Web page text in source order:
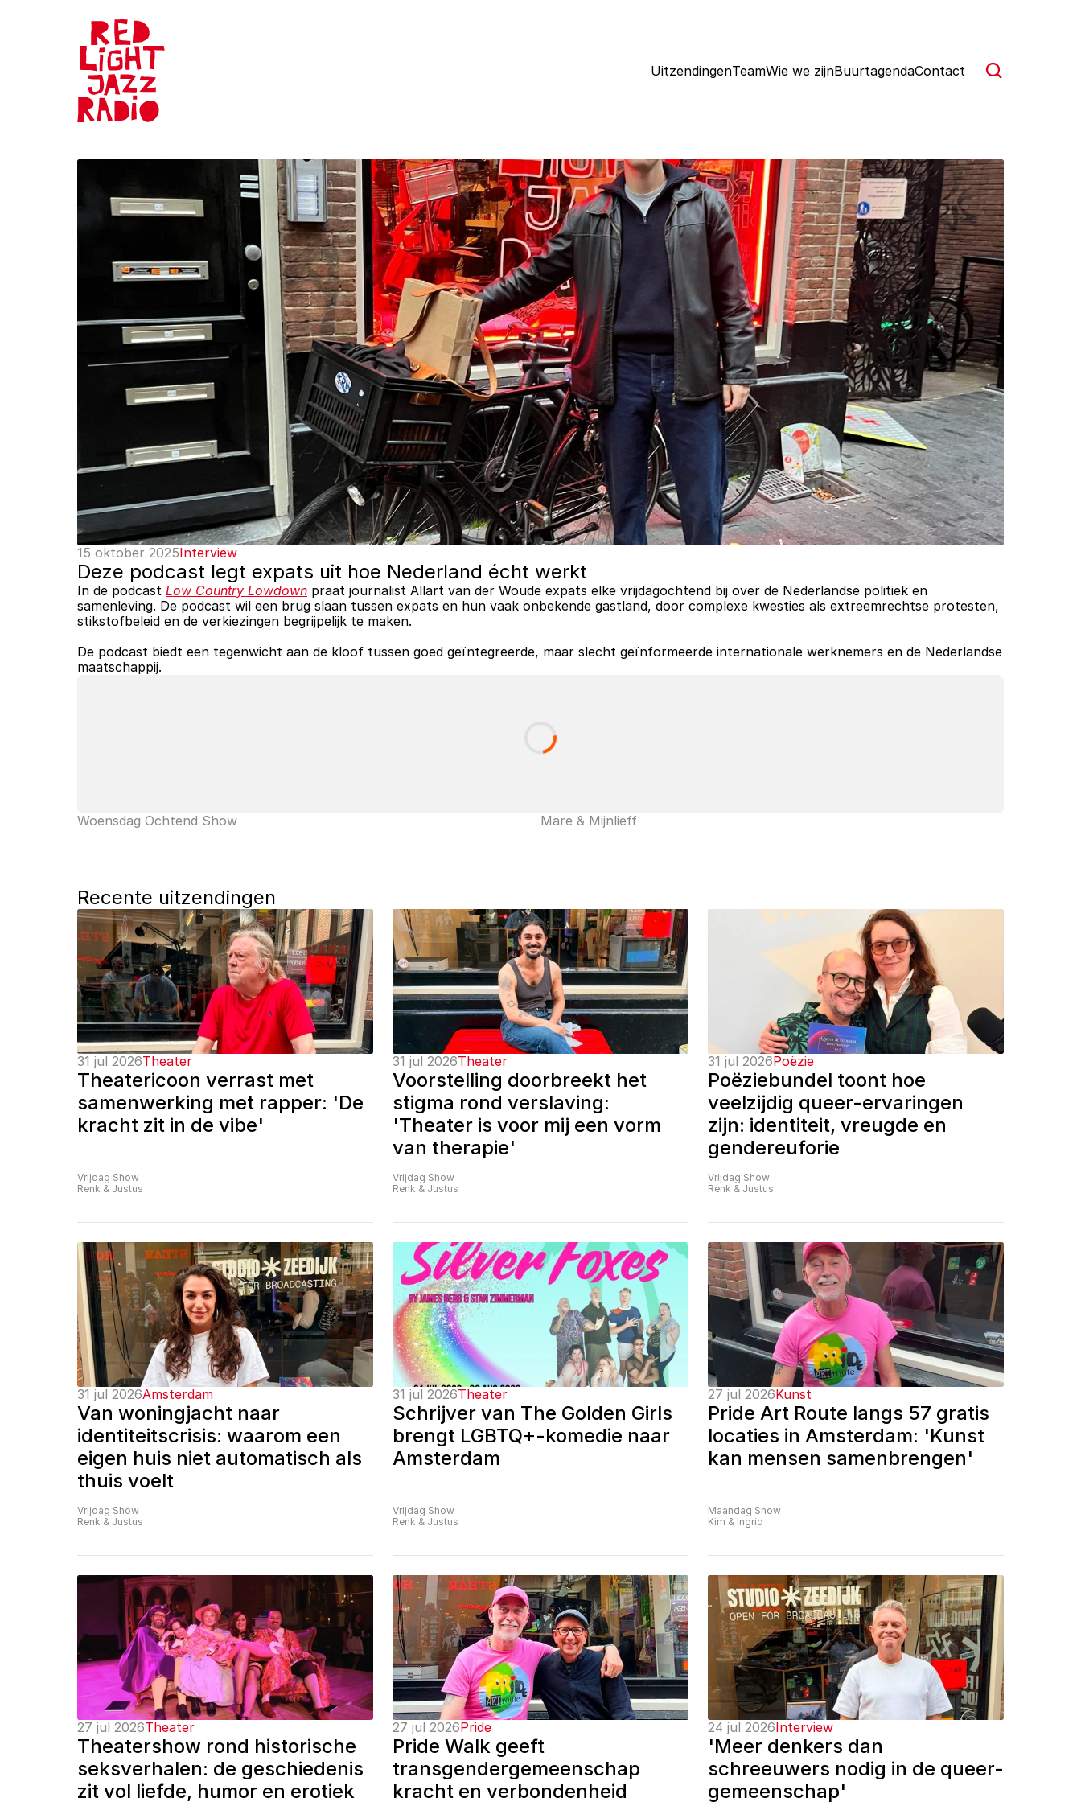
UitzendingenTeamWie we zijnBuurtagendaContact
15 oktober 2025Interview
Deze podcast legt expats uit hoe Nederland écht werkt
In de podcast Low Country Lowdown praat journalist Allart van der Woude expats elke vrijdagochtend bij over de Nederlandse politiek en
samenleving. De podcast wil een brug slaan tussen expats en hun vaak onbekende gastland, door complexe kwesties als extreemrechtse protesten,
stikstofbeleid en de verkiezingen begrijpelijk te maken.
De podcast biedt een tegenwicht aan de kloof tussen goed geïntegreerde, maar slecht geïnformeerde internationale werknemers en de Nederlandse
maatschappij.
Woensdag Ochtend Show Mare & Mijnlieff
Recente uitzendingen
31 jul 2026Theater
Theatericoon verrast met
samenwerking met rapper: 'De
kracht zit in de vibe'
Vrijdag Show
Renk & Justus
31 jul 2026Theater
Voorstelling doorbreekt het
stigma rond verslaving:
'Theater is voor mij een vorm
van therapie'
Vrijdag Show
Renk & Justus
31 jul 2026Poëzie
Poëziebundel toont hoe
veelzijdig queer-ervaringen
zijn: identiteit, vreugde en
gendereuforie
Vrijdag Show
Renk & Justus
31 jul 2026Amsterdam
Van woningjacht naar
identiteitscrisis: waarom een
eigen huis niet automatisch als
thuis voelt
Vrijdag Show
Renk & Justus
31 jul 2026Theater
Schrijver van The Golden Girls
brengt LGBTQ+-komedie naar
Amsterdam
Vrijdag Show
Renk & Justus
27 jul 2026Kunst
Pride Art Route langs 57 gratis
locaties in Amsterdam: 'Kunst
kan mensen samenbrengen'
Maandag Show
Kim & Ingrid
27 jul 2026Theater
Theatershow rond historische
seksverhalen: de geschiedenis
zit vol liefde, humor en erotiek
27 jul 2026Pride
Pride Walk geeft
transgendergemeenschap
kracht en verbondenheid
24 jul 2026Interview
'Meer denkers dan
schreeuwers nodig in de queer-
gemeenschap'